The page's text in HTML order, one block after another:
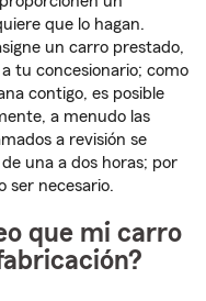
que lo hagan.
un carro prestado,
tu concesionario; como
contigo, es posible
a menudo las
a revisión se
una a dos horas; por
ser necesario.
que mi carro